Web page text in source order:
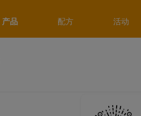
产品 配方 活动